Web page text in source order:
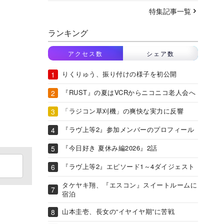
特集記事一覧
ランキング
アクセス数 シェア数
りくりゅう、振り付けの様子を初公開
『RUST』の夏はVCRからニコニコ老人会へ
「ラジコン草刈機」の爽快な実力に反響
『ラヴ上等2』参加メンバーのプロフィール
『今日好き 夏休み編2026』2話
『ラヴ上等2』エピソード1～4ダイジェスト
タケヤキ翔、『エスコン』スイートルームに
宿泊
山本圭壱、長女の“イヤイヤ期”に苦戦